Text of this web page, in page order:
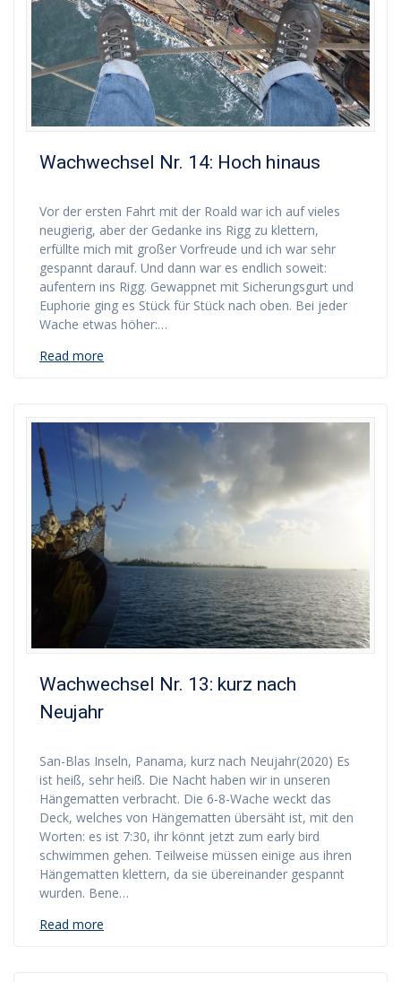
Wachwechsel Nr. 14: Hoch hinaus
Vor der ersten Fahrt mit der Roald war ich auf vieles
neugierig, aber der Gedanke ins Rigg zu klettern,
erfüllte mich mit großer Vorfreude und ich war sehr
gespannt darauf. Und dann war es endlich soweit:
aufentern ins Rigg. Gewappnet mit Sicherungsgurt und
Euphorie ging es Stück für Stück nach oben. Bei jeder
Wache etwas höher:…
Read more
Wachwechsel Nr. 13: kurz nach
Neujahr
San-Blas Inseln, Panama, kurz nach Neujahr(2020) Es
ist heiß, sehr heiß. Die Nacht haben wir in unseren
Hängematten verbracht. Die 6-8-Wache weckt das
Deck, welches von Hängematten übersäht ist, mit den
Worten: es ist 7:30, ihr könnt jetzt zum early bird
schwimmen gehen. Teilweise müssen einige aus ihren
Hängematten klettern, da sie übereinander gespannt
wurden. Bene…
Read more